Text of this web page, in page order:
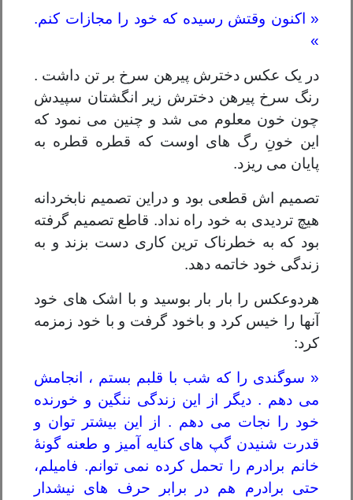
« اکنون وقتش رسیده که خود را مجازات کنم.
»
در یک عکس دخترش پیرهن سرخ بر تن داشت .
رنگ سرخ پیرهن دخترش زیر انگشتان سپیدش
چون خون معلوم می شد و چنین می نمود که
این خونِ رگ های اوست که قطره قطره به
پایان می ریزد.
تصمیم اش قطعی بود و دراین تصمیم نابخردانه
هیچ تردیدی به خود راه نداد. قاطع تصمیم گرفته
بود که به خطرناک ترین کاری دست بزند و به
زندگی خود خاتمه دهد.
هردوعکس را بار بار بوسید و با اشک های خود
آنها را خیس کرد و باخود گرفت و با خود زمزمه
کرد:
« سوگندی را که شب با قلبم بستم ، انجامش
می دهم . دیگر از این زندگی ننگین و خورنده
خود را نجات می دهم . از این بیشتر توان و
قدرت شنیدن گپ های کنایه آمیز و طعنه گونۀ
خانم برادرم را تحمل کرده نمی توانم. فامیلم،
حتی برادرم هم در برابر حرف های نیشدار